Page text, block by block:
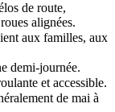
de route,
alignées.
aux familles, aux
demi-journée.
et accessible.
de mai à